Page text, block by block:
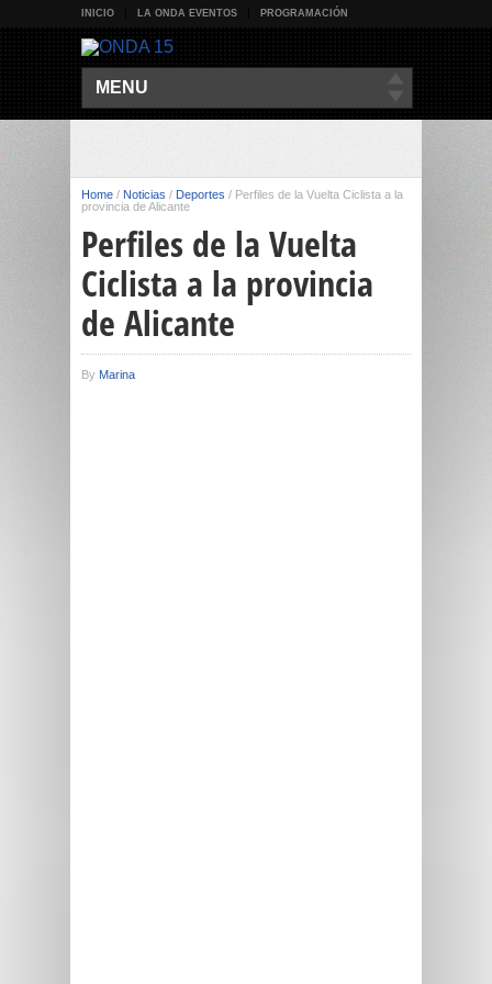
INICIO LA ONDA EVENTOS PROGRAMACIÓN
MENU
Home / Noticias / Deportes / Perfiles de la Vuelta Ciclista a la
provincia de Alicante
Perfiles de la Vuelta
Ciclista a la provincia
de Alicante
By Marina